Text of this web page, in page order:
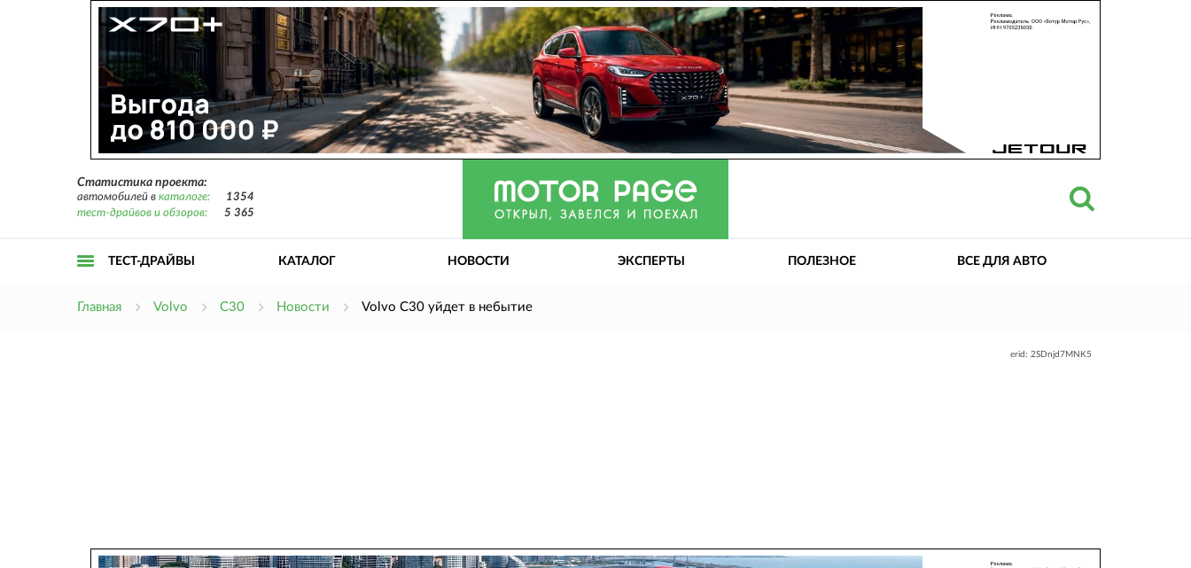
Статистика проекта:
автомобилей в каталоге:
1354
тест-драйвов и обзоров:
5 365
ТЕСТ-ДРАЙВЫ КАТАЛОГ НОВОСТИ ЭКСПЕРТЫ ПОЛЕЗНОЕ ВСЕ ДЛЯ АВТО
Главная Volvo C30 Новости Volvo C30 уйдет в небытие
erid: 2SDnjd7MNK5